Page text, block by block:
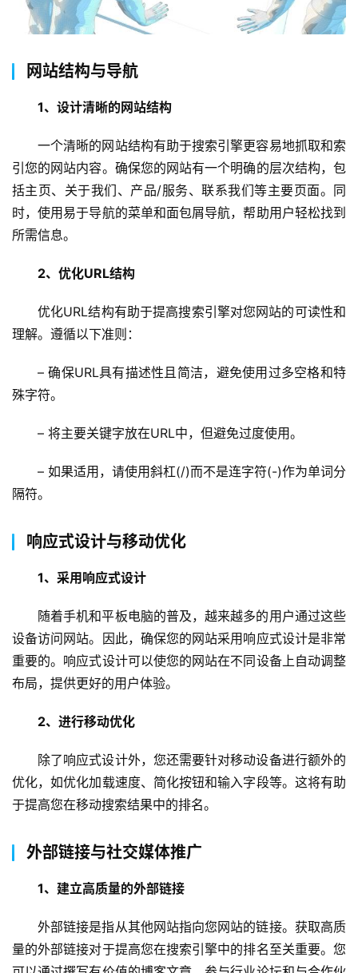
蓝
首
开
发
发
信
P
P
网站结构与导航
1、设计清晰的网站结构
一个清晰的网站结构有助于搜索引擎更容易地抓取和索
引您的网站内容。确保您的网站有一个明确的层次结构，包
括主页、关于我们、产品/服务、联系我们等主要页面。同
时，使用易于导航的菜单和面包屑导航，帮助用户轻松找到
所需信息。
2、优化URL结构
优化URL结构有助于提高搜索引擎对您网站的可读性和
理解。遵循以下准则：
– 确保URL具有描述性且简洁，避免使用过多空格和特
殊字符。
– 将主要关键字放在URL中，但避免过度使用。
– 如果适用，请使用斜杠(/)而不是连字符(-)作为单词分
隔符。
响应式设计与移动优化
1、采用响应式设计
随着手机和平板电脑的普及，越来越多的用户通过这些
设备访问网站。因此，确保您的网站采用响应式设计是非常
重要的。响应式设计可以使您的网站在不同设备上自动调整
布局，提供更好的用户体验。
2、进行移动优化
除了响应式设计外，您还需要针对移动设备进行额外的
优化，如优化加载速度、简化按钮和输入字段等。这将有助
于提高您在移动搜索结果中的排名。
外部链接与社交媒体推广
1、建立高质量的外部链接
外部链接是指从其他网站指向您网站的链接。获取高质
量的外部链接对于提高您在搜索引擎中的排名至关重要。您